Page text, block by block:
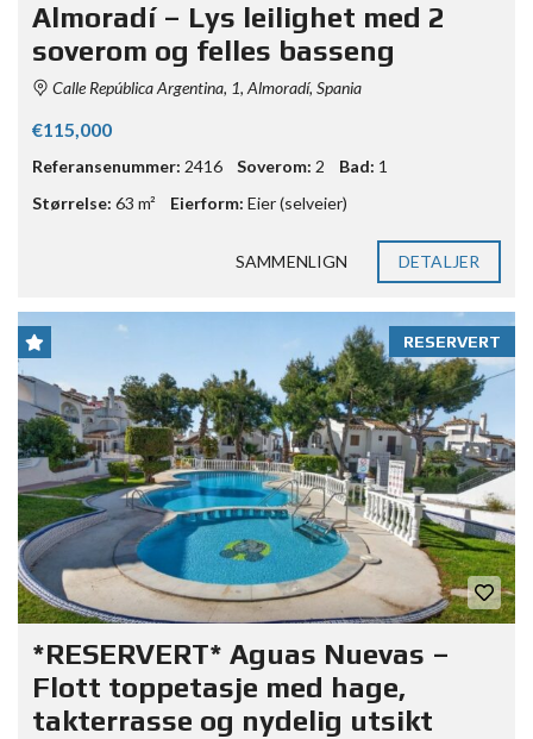
Almoradí – Lys leilighet med 2
soverom og felles basseng
Calle República Argentina, 1, Almoradí, Spania
€115,000
Referansenummer: 2416 Soverom: 2 Bad: 1
Størrelse: 63 m² Eierform: Eier (selveier)
SAMMENLIGN DETALJER
RESERVERT
*RESERVERT* Aguas Nuevas –
Flott toppetasje med hage,
takterrasse og nydelig utsikt